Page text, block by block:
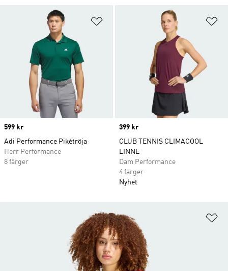
Lägg till på önskelistan
Price
599 kr
Adi Performance Pikétröja
Herr Performance
8 färger
Price
399 kr
CLUB TENNIS CLIMACOOL
LINNE
Dam Performance
4 färger
Nyhet